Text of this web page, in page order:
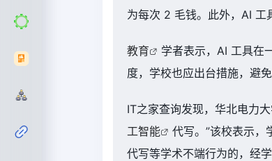
为每次 2 毛钱。此外，AI 工
教育
学者表示，AI 工具在
度，学校也应出台措施，避
IT之家查询发现，华北电力
工智能
代写。 ”该校表示，
代写等学术不端行为的，经